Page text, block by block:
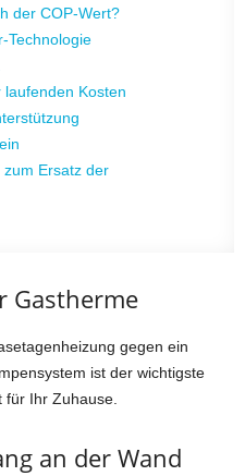
der COP-Wert?
Technologie
Kosten
Ersatz der
Gastherme
gegen ein
ist der wichtigste
für Ihr Zuhause.
an der Wand